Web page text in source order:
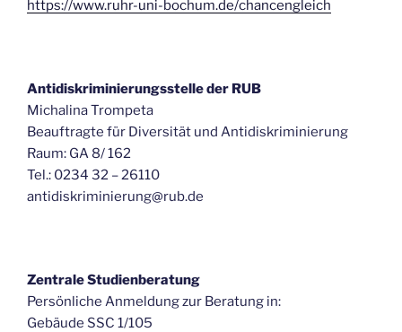
https://www.ruhr-uni-bochum.de/chancengleich
Antidiskriminierungsstelle der RUB
Michalina Trompeta
Beauftragte für Diversität und Antidiskriminierung
Raum: GA 8/ 162
Tel.: 0234 32 – 26110
antidiskriminierung@rub.de
Zentrale Studienberatung
Persönliche Anmeldung zur Beratung in:
Gebäude SSC 1/105